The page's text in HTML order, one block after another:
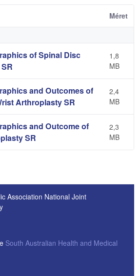
Méret
of Spinal Disc
1,8
MB
and Outcomes of
Arthroplasty SR
2,4
MB
and Outcome of
SR
2,3
MB
Association National Joint
South Australian Health and Medical